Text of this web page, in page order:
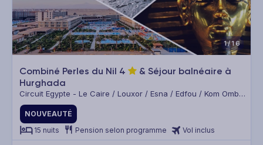
1/16
Combiné Perles du Nil 4
& Séjour balnéaire à
Hurghada
Circuit Egypte - Le Caire / Louxor / Esna / Edfou / Kom Ombo
/ Assouan / Hurghada
NOUVEAUTÉ
15 nuits
Pension selon programme Vol inclus